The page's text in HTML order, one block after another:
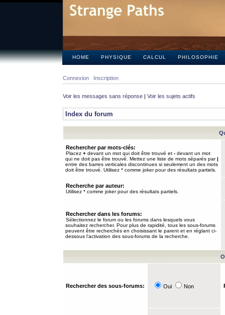
HOME PHYSIQUE CALCUL PHILOSOPHIE
Connexion Inscription
Voir les messages sans réponse | Voir les sujets actifs
Index du forum
Rechercher par mots-clés:
Placez + devant un mot qui doit être trouvé et - devant un mot
qui ne doit pas être trouvé. Mettez une liste de mots séparés par|
entre des barres verticales discontinues si seulement un des mots
doit être trouvé. Utilisez * comme joker pour des résultats partiels.
Recherche par auteur:
Utilisez * comme joker pour des résultats partiels.
Rechercher dans les forums:
Sélectionnez le forum ou les forums dans lesquels vous
souhaitez rechercher. Pour plus de rapidité, tous les sous-forums
peuvent être recherchés en choisissant le parent et en réglant ci-
dessous l’activation des sous-forums de la recherche.
Rechercher des sous-forums: Oui Non